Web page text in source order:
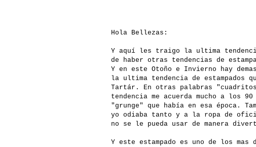
Hola Bellezas:
Y aquí les traigo la ultima tendencia
de haber otras tendencias de
Y en este Otoño e Invierno hay
la ultima tendencia de estampados
Tartár. En otras palabras
tendencia me acuerda mucho a los
"grunge" que había en esa época.
yo odiaba tanto y a la ropa de
no se le pueda usar de manera
Y este estampado es uno de los